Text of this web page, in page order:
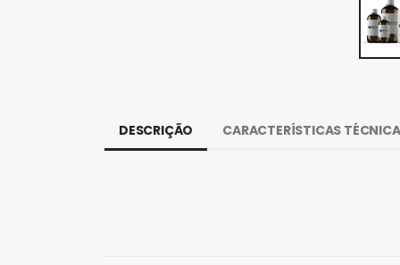
DESCRIÇÃO CARACTERÍSTICAS